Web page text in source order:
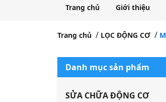
Trang chủ Giới thiệu
Trang chủ LỌC ĐỘNG CƠ
Danh mục sản phẩm
SỬA CHỮA ĐỘNG CƠ